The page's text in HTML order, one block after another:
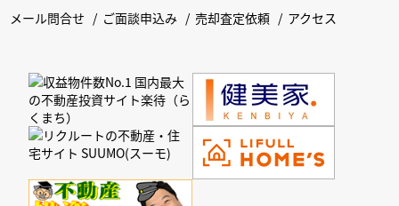
メール問合せ ご面談申込み 売却査定依頼 アクセス